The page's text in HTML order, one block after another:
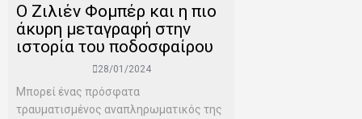
Ο Ζιλιέν Φομπέρ και η πιο
άκυρη μεταγραφή στην
ιστορία του ποδοσφαίρου
28/01/2024
Μπορεί ένας πρόσφατα
τραυματισμένος αναπληρωματικός της